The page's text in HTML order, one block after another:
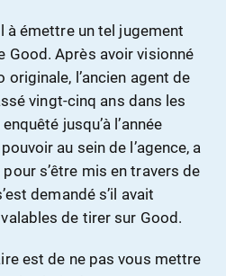
à émettre un tel jugement
Good. Après avoir visionné
l’ancien agent de
vingt-cinq ans dans les
jusqu’à l’année
au sein de l’agence, a
s’être mis en travers de
demandé s’il avait
de tirer sur Good.
est de ne pas vous mettre